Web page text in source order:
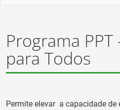
Programa
para Todos
Permite elevar a capacidade de